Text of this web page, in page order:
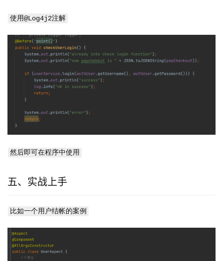
使用@Log4j2注解
然后即可在程序中使用
五、实战上手
比如一个用户结帐的案例